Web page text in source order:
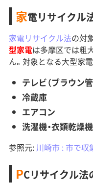
家電リサイクル
家電リサイクル法の対
型家電は多摩区では粗
ん。対象となる大型家
テレビ（ブラウン
冷蔵庫
エアコン
洗濯機・衣類乾燥機
参照元: 川崎市 : 市で収
PCリサイクル法